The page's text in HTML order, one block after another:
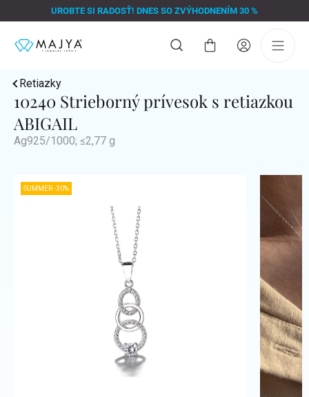
na
UROBTE SI RADOSŤ! DNES SO ZVÝHODNENÍM 30 %
Nákupný
Retiazky
10240 Strieborný prívesok s retiazkou
ABIGAIL
Ag925/1000; ≤2,77 g
SUMMER -30%